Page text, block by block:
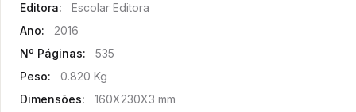
Editora:
Escolar Editora
Ano:
2016
Nº Páginas:
535
Peso:
0.820 Kg
Dimensões:
160X230X3 mm